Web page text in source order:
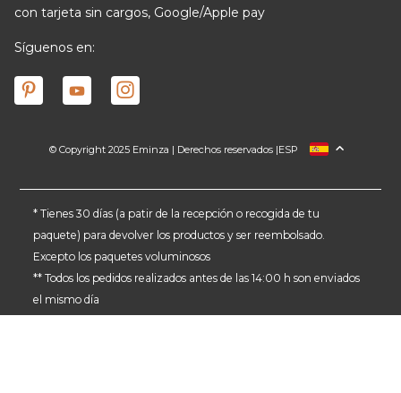
con tarjeta sin cargos, Google/Apple pay
Síguenos en:
© Copyright 2025 Eminza | Derechos reservados |
FRANCIA
ALEMANIA
PAÍSES BAJOS
ESP
* Tienes 30 días (a patir de la recepción o recogida de tu
paquete) para devolver los productos y ser reembolsado.
Excepto los paquetes voluminosos
** Todos los pedidos realizados antes de las 14:00 h son enviados
el mismo día